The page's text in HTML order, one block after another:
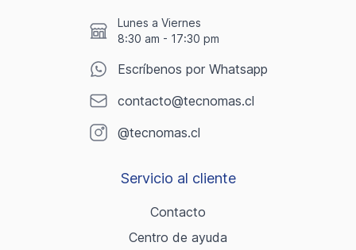
Lunes a Viernes
8:30 am - 17:30 pm
Escríbenos por Whatsapp
contacto@tecnomas.cl
@tecnomas.cl
Servicio al cliente
Contacto
Centro de ayuda